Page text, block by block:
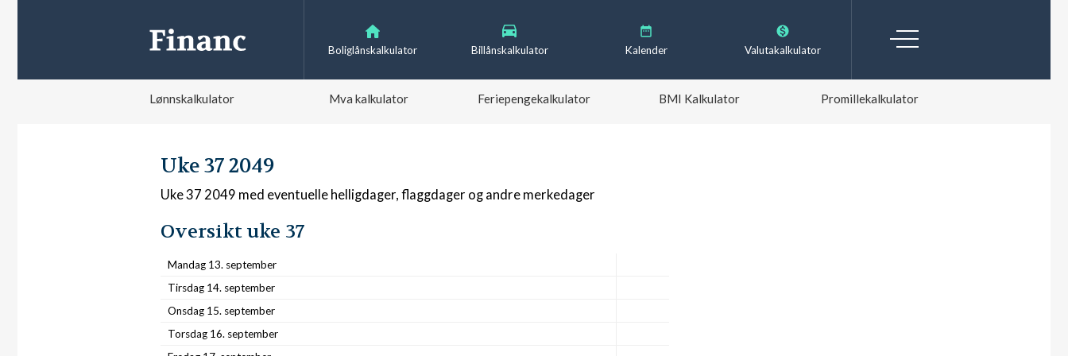
Boliglånskalkulator Billånskalkulator Kalender Valutakalkulator
Lønnskalkulator Mva kalkulator Feriepengekalkulator BMI Kalkulator Promillekalkulator
Uke 37 2049
Uke 37 2049 med eventuelle helligdager, flaggdager og andre merkedager
Oversikt uke 37
Mandag 13. september
Tirsdag 14. september
Onsdag 15. september
Torsdag 16. september